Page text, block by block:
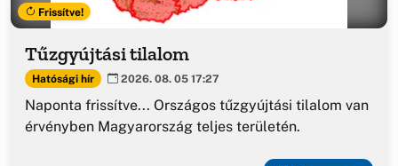
Frissítve!
Tűzgyújtási tilalom
Hatósági hír 2026. 08. 05 17:27
Naponta frissítve... Országos tűzgyújtási tilalom van
érvényben Magyarország teljes területén.